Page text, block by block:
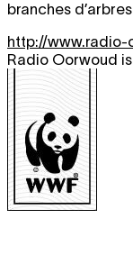
branches
http://www.radio-
Radio Oorwoud